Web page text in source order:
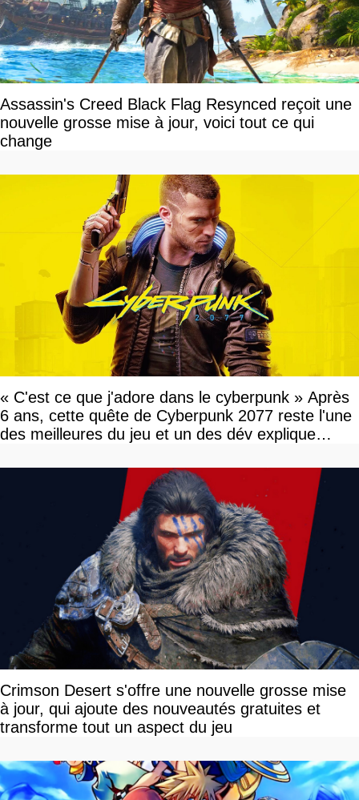
Assassin's Creed Black Flag Resynced reçoit une
nouvelle grosse mise à jour, voici tout ce qui
change
« C'est ce que j'adore dans le cyberpunk » Après
6 ans, cette quête de Cyberpunk 2077 reste l'une
des meilleures du jeu et un des dév explique
Crimson Desert s'offre une nouvelle grosse mise
à jour, qui ajoute des nouveautés gratuites et
transforme tout un aspect du jeu